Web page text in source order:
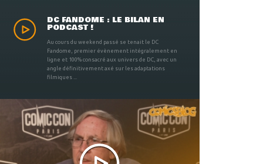
DC FANDOME : LE BILAN EN
PODCAST !
Au cours du weekend passé se tenait le DC
Fandome, premier évènement intégralement en
ligne et 100% consacré aux univers de DC, avec un
angle définitivement axé sur les adaptations
filmiques ...